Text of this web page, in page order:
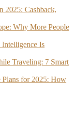
2025: Cashback,
Why More People
Is
Traveling: 7 Smart
Plans for 2025: How